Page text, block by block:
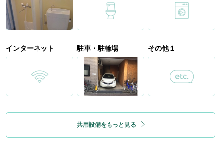
インターネット 駐車・駐輪場 その他１
共用設備をもっと見る